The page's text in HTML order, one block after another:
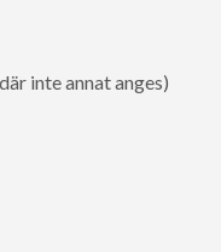
inte annat anges)